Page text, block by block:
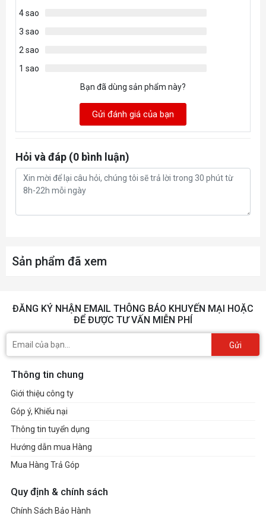
4 sao
3 sao
2 sao
1 sao
Bạn đã dùng sản phẩm này?
Gửi đánh giá của bạn
Hỏi và đáp (0 bình luận)
Sản phẩm đã xem
ĐĂNG KÝ NHẬN EMAIL THÔNG BÁO KHUYẾN MẠI HOẶC
ĐỂ ĐƯỢC TƯ VẤN MIỄN PHÍ
Gửi
Thông tin chung
Giới thiệu công ty
Góp ý, Khiếu nại
Thông tin tuyển dụng
Hướng dẫn mua Hàng
Mua Hàng Trả Góp
Quy định & chính sách
Chính Sách Bảo Hành